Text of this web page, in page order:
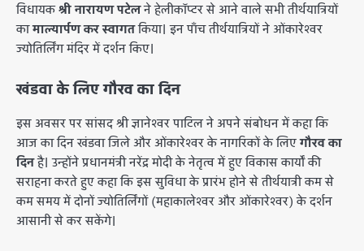
विधायकश्री नारायण पटेलने हेलीकॉप्टर से आने वाले सभी तीर्थयात्रियों
कामाल्यार्पण कर स्वागतकिया। इन पाँच तीर्थयात्रियों ने ओंकारेश्वर
ज्योतिर्लिंग मंदिर में दर्शन किए।
खंडवा के लिए गौरव का दिन
​इस अवसर पर सांसद श्री ज्ञानेश्वर पाटिल ने अपने संबोधन में कहा कि
आज का दिन खंडवा जिले और ओंकारेश्वर के नागरिकों के लिएगौरव का
दिनहै। उन्होंने प्रधानमंत्री नरेंद्र मोदी के नेतृत्व में हुए विकास कार्यों की
सराहना करते हुए कहा कि इस सुविधा के प्रारंभ होने से तीर्थयात्री कम से
कम समय में दोनों ज्योतिर्लिंगों (महाकालेश्वर और ओंकारेश्वर) के दर्शन
आसानी से कर सकेंगे।